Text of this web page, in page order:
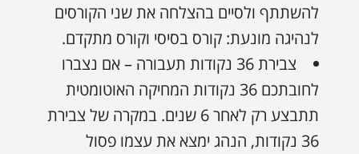
להשתתף ולסיים בהצלחה את שני הקורסים
לנהיגה מונעת: קורס בסיסי וקורס מתקדם.
צבירת 36 נקודות תעבורה – אם נצברו
לחובתכם 36 נקודות המחיקה האוטומטית
תתבצע רק לאחר 6 שנים. במקרה של צבירת
36 נקודות, הנהג ימצא את עצמו פסול